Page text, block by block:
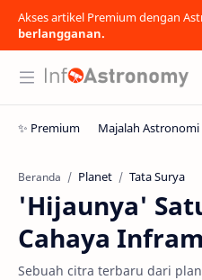
Akses artikel Premium dengan
berlangganan.
Beranda Planet Tata Surya
'Hijaunya'
Cahaya
Sebuah citra terbaru dari